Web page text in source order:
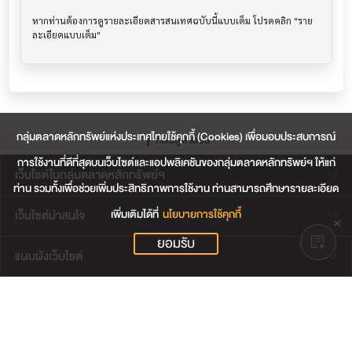
กลุ่มตลาดหลักทรัพย์แห่งประเทศไทยใช้คุกกี้ (Cookies) เพื่อมอบประสบการณ์
การใช้งานที่ดีที่สุดบนเว็บไซต์และแอปพลิเคชันของกลุ่มตลาดหลักทรัพย์ฯ ให้แก่
ท่าน รวมทั้งเพื่อช่วยเพิ่มประสิทธิภาพการใช้งาน ท่านสามารถศึกษารายละเอียด
เพิ่มเติมได้ที่ นโยบายการใช้คุกกี้
ยอมรับ
หากท่านต้องการดูรายละเอียดสารสนเทศฉบับนี้แบบเต็ม โปรดคลิก "ราย
กลับสู่ด้านบน
เว็บไซต์ในกลุ่มตลาดหลักทรัพย์ฯ
เว็บไซต์น่าสนใจ
แผนผังเว็บไซต์